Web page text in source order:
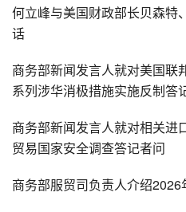
何立峰与美国财政部长贝森特
话
商务部新闻发言人就对美国联
系列涉华消极措施实施反制答
商务部新闻发言人就对相关进
贸易国家安全调查答记者问
商务部服贸司负责人介绍